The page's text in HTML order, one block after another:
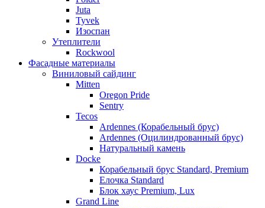
Juta
Tyvek
Изоспан
Утеплители
Rockwool
Фасадные материалы
Виниловый сайдинг
Mitten
Oregon Pride
Sentry
Tecos
Ardennes (Корабельный брус)
Ardennes (Оцилиндрованный брус)
Натуральный камень
Docke
Корабельный брус Standard, Premium
Елочка Standard
Блок хаус Premium, Lux
Grand Line